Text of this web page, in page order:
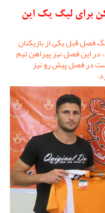
برای لیگ یک این
فصل قبل یکی از بازیکنان
این فصل نیز پیراهن تیم
در فصل پیش رو نیز